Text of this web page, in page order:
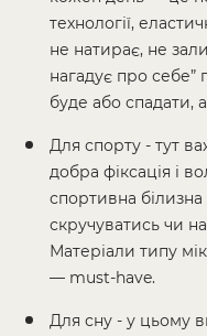
технології,
не натирає, не
нагадує про себе”
буде або спадати,
Для спорту - тут
добра фіксація і
спортивна
скручуватись чи
Матеріали типу
— must-have.
Для сну - у цьому